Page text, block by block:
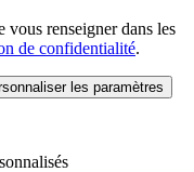
renseigner dans les
de confidentialité.
les paramètres